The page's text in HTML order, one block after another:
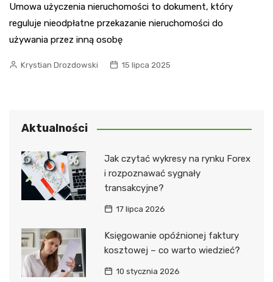
Umowa użyczenia nieruchomości to dokument, który
reguluje nieodpłatne przekazanie nieruchomości do
używania przez inną osobę
Krystian Drozdowski 15 lipca 2025
Aktualności
Jak czytać wykresy na rynku Forex
i rozpoznawać sygnały
transakcyjne?
17 lipca 2026
Księgowanie opóźnionej faktury
kosztowej – co warto wiedzieć?
10 stycznia 2026